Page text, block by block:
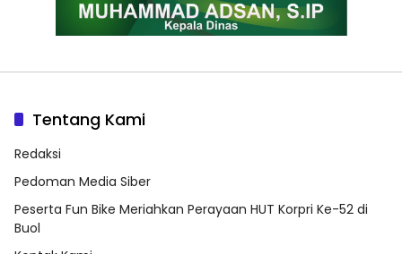
Tentang Kami
Redaksi
Pedoman Media Siber
Peserta Fun Bike Meriahkan Perayaan HUT Korpri Ke-52 di
Buol